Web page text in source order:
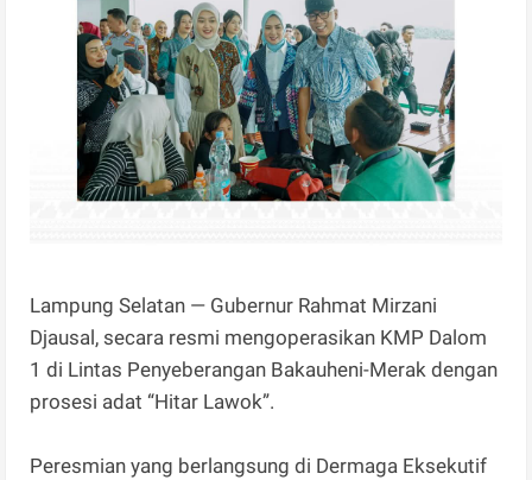
Lampung Selatan — Gubernur Rahmat Mirzani
Djausal, secara resmi mengoperasikan KMP Dalom
1 di Lintas Penyeberangan Bakauheni-Merak dengan
prosesi adat “Hitar Lawok”.
Peresmian yang berlangsung di Dermaga Eksekutif